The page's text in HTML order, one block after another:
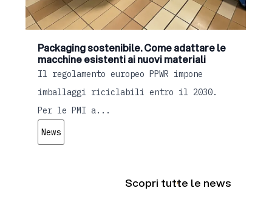
Packaging sostenibile. Come adattare le
macchine esistenti ai nuovi materiali
Il regolamento europeo PPWR impone
imballaggi riciclabili entro il 2030.
Per le PMI a...
News
Scopri tutte le news